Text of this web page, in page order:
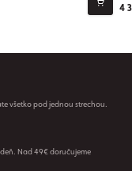
4
všetko pod jednou strechou.
Nad 49€ doručujeme